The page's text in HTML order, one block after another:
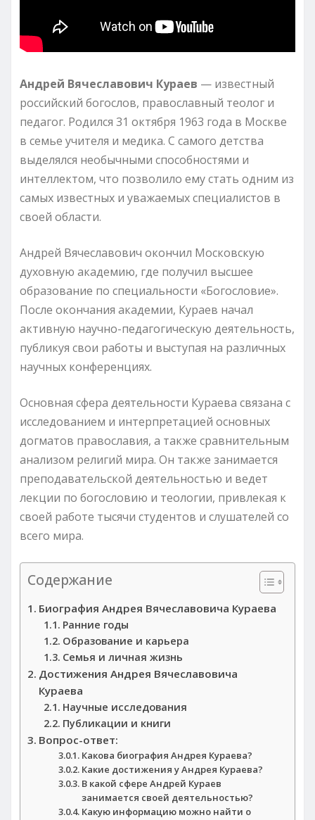
Андрей Вячеславович Кураев — известный
российский богослов, православный теолог и
педагог. Родился 31 октября 1963 года в Москве
в семье учителя и медика. С самого детства
выделялся необычными способностями и
интеллектом, что позволило ему стать одним из
самых известных и уважаемых специалистов в
своей области.
Андрей Вячеславович окончил Московскую
духовную академию, где получил высшее
образование по специальности «Богословие».
После окончания академии, Кураев начал
активную научно-педагогическую деятельность,
публикуя свои работы и выступая на различных
научных конференциях.
Основная сфера деятельности Кураева связана с
исследованием и интерпретацией основных
догматов православия, а также сравнительным
анализом религий мира. Он также занимается
преподавательской деятельностью и ведет
лекции по богословию и теологии, привлекая к
своей работе тысячи студентов и слушателей со
всего мира.
Содержание
Биография Андрея Вячеславовича Кураева
Ранние годы
Образование и карьера
Семья и личная жизнь
Достижения Андрея Вячеславовича
Кураева
Научные исследования
Публикации и книги
Вопрос-ответ:
Какова биография Андрея Кураева?
Какие достижения у Андрея Кураева?
В какой сфере Андрей Кураев
занимается своей деятельностью?
Какую информацию можно найти о